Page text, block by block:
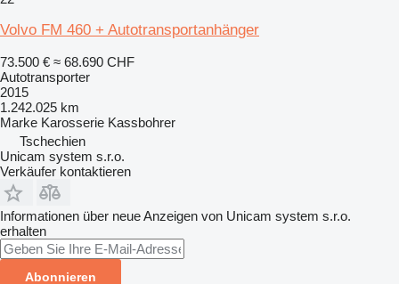
Volvo FM 460 + Autotransportanhänger
73.500 € ≈ 68.690 CHF
Autotransporter
2015
1.242.025 km
Marke Karosserie Kassbohrer
Tschechien
Unicam system s.r.o.
Verkäufer kontaktieren
Informationen über neue Anzeigen von Unicam system s.r.o.
erhalten
Abonnieren